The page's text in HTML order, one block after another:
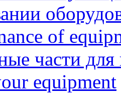
of
части для
equipment